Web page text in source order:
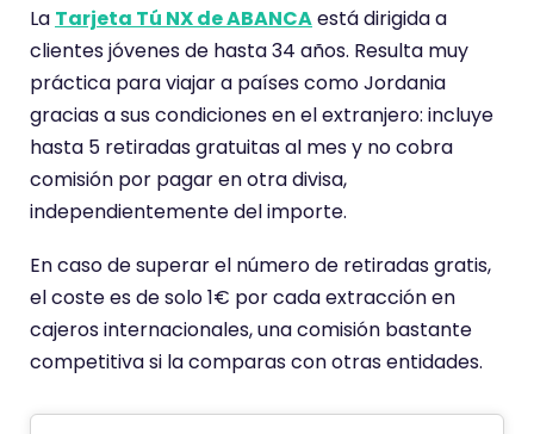
a
r
i
o
t
i
e
e
u
n
a
La Tarjeta Tú NX de ABANCAestá dirigida a
clientes jóvenes de hasta 34 años. Resulta muy
práctica para viajar a países como Jordania
gracias a sus condiciones en el extranjero: incluye
hasta 5 retiradas gratuitas al mes y no cobra
comisión por pagar en otra divisa,
independientemente del importe.
En caso de superar el número de retiradas gratis,
el coste es de solo 1€ por cada extracción en
cajeros internacionales, una comisión bastante
competitiva si la comparas con otras entidades.